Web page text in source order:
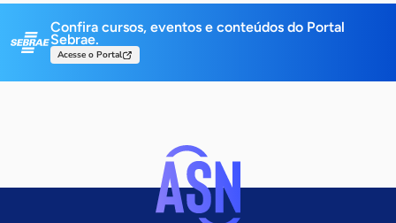
Confira cursos, eventos e conteúdos do Portal
Sebrae.
Acesse o Portal